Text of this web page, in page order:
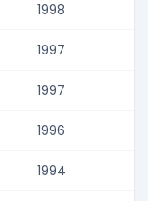
1998
1997
1997
1996
1994